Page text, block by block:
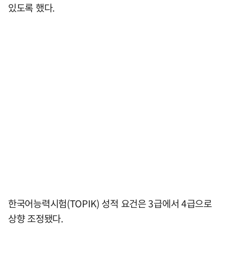
있도록 했다.
한국어능력시험(TOPIK) 성적 요건은 3급에서 4급으로
상향 조정됐다.